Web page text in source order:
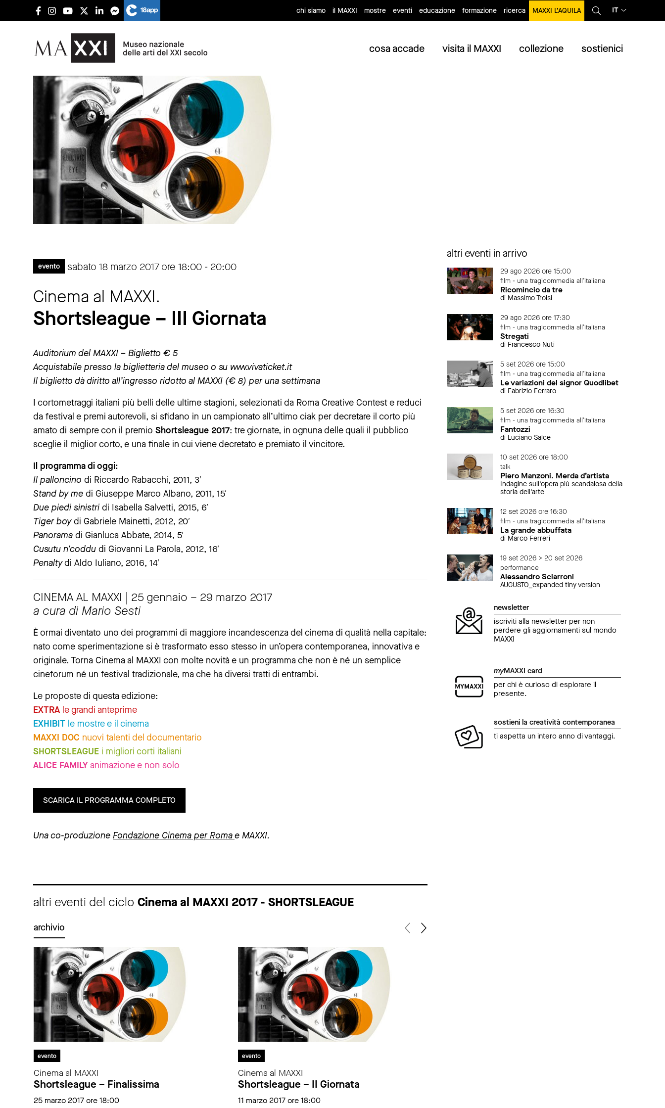
chi siamo il MAXXI mostre eventi educazione formazione ricerca MAXXI L’AQUILA IT
cosa accade visita il MAXXI collezione sostienici
evento sabato 18 marzo 2017 ore 18:00 - 20:00
Cinema al MAXXI.
Shortsleague – III Giornata
Auditorium del MAXXI – Biglietto € 5
Acquistabile presso la biglietteria del museo o su www.vivaticket.it
Il biglietto dà diritto all’ingresso ridotto al MAXXI (€ 8) per una settimana
I cortometraggi italiani più belli delle ultime stagioni, selezionati da Roma Creative Contest e reduci
da festival e premi autorevoli, si sfidano in un campionato all’ultimo ciak per decretare il corto più
amato di sempre con il premio Shortsleague 2017: tre giornate, in ognuna delle quali il pubblico
sceglie il miglior corto, e una finale in cui viene decretato e premiato il vincitore.
Il programma di oggi:
Il palloncino di Riccardo Rabacchi, 2011, 3′
Stand by me di Giuseppe Marco Albano, 2011, 15′
Due piedi sinistri di Isabella Salvetti, 2015, 6′
Tiger boydi Gabriele Mainetti, 2012, 20′
Panorama di Gianluca Abbate, 2014, 5′
Cusutu n’coddu di Giovanni La Parola, 2012, 16′
Penaltydi Aldo Iuliano, 2016, 14′
CINEMA AL MAXXI | 25 gennaio – 29 marzo 2017
a cura di Mario Sesti
È ormai diventato uno dei programmi di maggiore incandescenza del cinema di qualità nella capitale:
nato come sperimentazione si è trasformato esso stesso in un’opera contemporanea, innovativa e
originale. Torna Cinema al MAXXI con molte novità e un programma che non è né un semplice
cineforum né un festival tradizionale, ma che ha diversi tratti di entrambi.
Le proposte di questa edizione:
EXTRA le grandi anteprime
EXHIBIT le mostre e il cinema
MAXXI DOC nuovi talenti del documentario
SHORTSLEAGUE i migliori corti italiani
ALICE FAMILY animazione e non solo
SCARICA IL PROGRAMMA COMPLETO
Una co-produzione Fondazione Cinema per Romae MAXXI.
altri eventi del ciclo Cinema al MAXXI 2017 - SHORTSLEAGUE
archivio
evento
Cinema al MAXXI
Shortsleague – Finalissima
25 marzo 2017 ore 18:00
evento
Cinema al MAXXI
Shortsleague – II Giornata
11 marzo 2017 ore 18:00
altri eventi in arrivo
29 ago 2026 ore 15:00
film - una tragicommedia all'italiana
Ricomincio da tre
di Massimo Troisi
29 ago 2026 ore 17:30
film - una tragicommedia all'italiana
Stregati
di Francesco Nuti
5 set 2026 ore 15:00
film - una tragicommedia all'italiana
Le variazioni del signor Quodlibet
di Fabrizio Ferraro
5 set 2026 ore 16:30
film - una tragicommedia all'italiana
Fantozzi
di Luciano Salce
10 set 2026 ore 18:00
talk
Piero Manzoni. Merda d’artista
Indagine sull’opera più scandalosa della
storia dell’arte
12 set 2026 ore 16:30
film - una tragicommedia all'italiana
La grande abbuffata
di Marco Ferreri
19 set 2026 > 20 set 2026
performance
Alessandro Sciarroni
AUGUSTO_expanded tiny version
newsletter
iscriviti alla newsletter per non
perdere gli aggiornamenti sul mondo
MAXXI
myMAXXI card
per chi è curioso di esplorare il
presente.
sostieni la creatività contemporanea
ti aspetta un intero anno di vantaggi.